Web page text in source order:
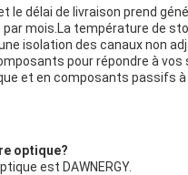
délai de livraison prend
mois.La température de
isolation des canaux non
pour répondre à
et en composants passifs à
optique?
est DAWNERGY.